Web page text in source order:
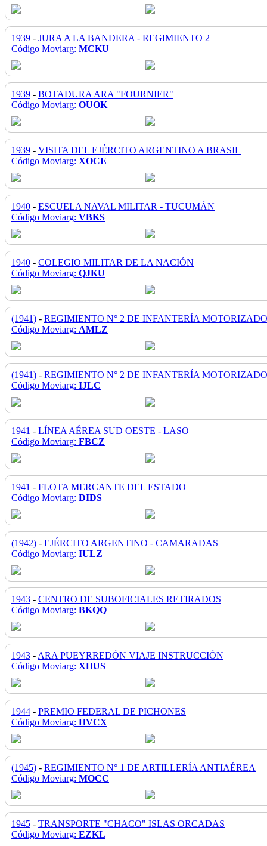
1939 - JURA A LA BANDERA - REGIMIENTO 2
Código Moviarg: MCKU
1939 - BOTADURA ARA "FOURNIER"
Código Moviarg: OUOK
1939 - VISITA DEL EJÉRCITO ARGENTINO A BRASIL
Código Moviarg: XOCE
1940 - ESCUELA NAVAL MILITAR - TUCUMÁN
Código Moviarg: VBKS
1940 - COLEGIO MILITAR DE LA NACIÓN
Código Moviarg: QJKU
(1941) - REGIMIENTO N° 2 DE INFANTERÍA MOTORIZADO
Código Moviarg: AMLZ
(1941) - REGIMIENTO N° 2 DE INFANTERÍA MOTORIZADO
Código Moviarg: IJLC
1941 - LÍNEA AÉREA SUD OESTE - LASO
Código Moviarg: FBCZ
1941 - FLOTA MERCANTE DEL ESTADO
Código Moviarg: DIDS
(1942) - EJÉRCITO ARGENTINO - CAMARADAS
Código Moviarg: IULZ
1943 - CENTRO DE SUBOFICIALES RETIRADOS
Código Moviarg: BKQQ
1943 - ARA PUEYRREDÓN VIAJE INSTRUCCIÓN
Código Moviarg: XHUS
1944 - PREMIO FEDERAL DE PICHONES
Código Moviarg: HVCX
(1945) - REGIMIENTO N° 1 DE ARTILLERÍA ANTIAÉREA
Código Moviarg: MOCC
1945 - TRANSPORTE "CHACO" ISLAS ORCADAS
Código Moviarg: EZKL